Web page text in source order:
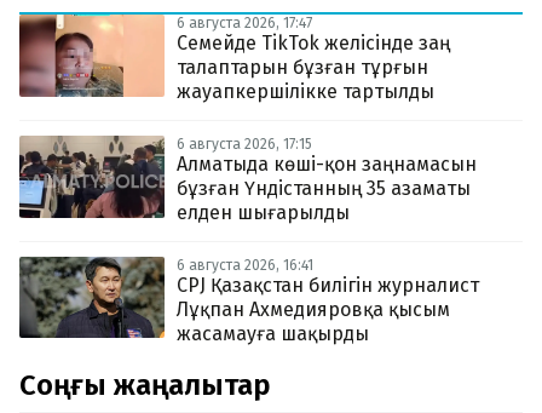
6 августа 2026, 17:47
Семейде TikTok желісінде заң
талаптарын бұзған тұрғын
жауапкершілікке тартылды
6 августа 2026, 17:15
Алматыда көші-қон заңнамасын
бұзған Үндістанның 35 азаматы
елден шығарылды
6 августа 2026, 16:41
CPJ Қазақстан билігін журналист
Лұқпан Ахмедияровқа қысым
жасамауға шақырды
Соңғы жаңалықтар